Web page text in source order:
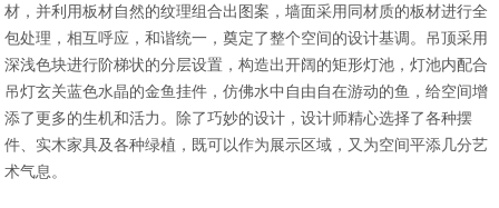
材，并利用板材自然的纹理组合出图案，墙面采用同材质的板材进行全
包处理，相互呼应，和谐统一，奠定了整个空间的设计基调。吊顶采用
深浅色块进行阶梯状的分层设置，构造出开阔的矩形灯池，灯池内配合
吊灯玄关蓝色水晶的金鱼挂件，仿佛水中自由自在游动的鱼，给空间增
添了更多的生机和活力。除了巧妙的设计，设计师精心选择了各种摆
件、实木家具及各种绿植，既可以作为展示区域，又为空间平添几分艺
术气息。